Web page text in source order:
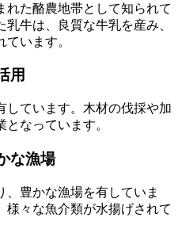
れた酪農地帯として知られて
牛は、良質な牛乳を産み、
います。
用
しています。木材の伐採や加
なっています。
な漁場
豊かな漁場を有していま
様々な魚介類が水揚げされて